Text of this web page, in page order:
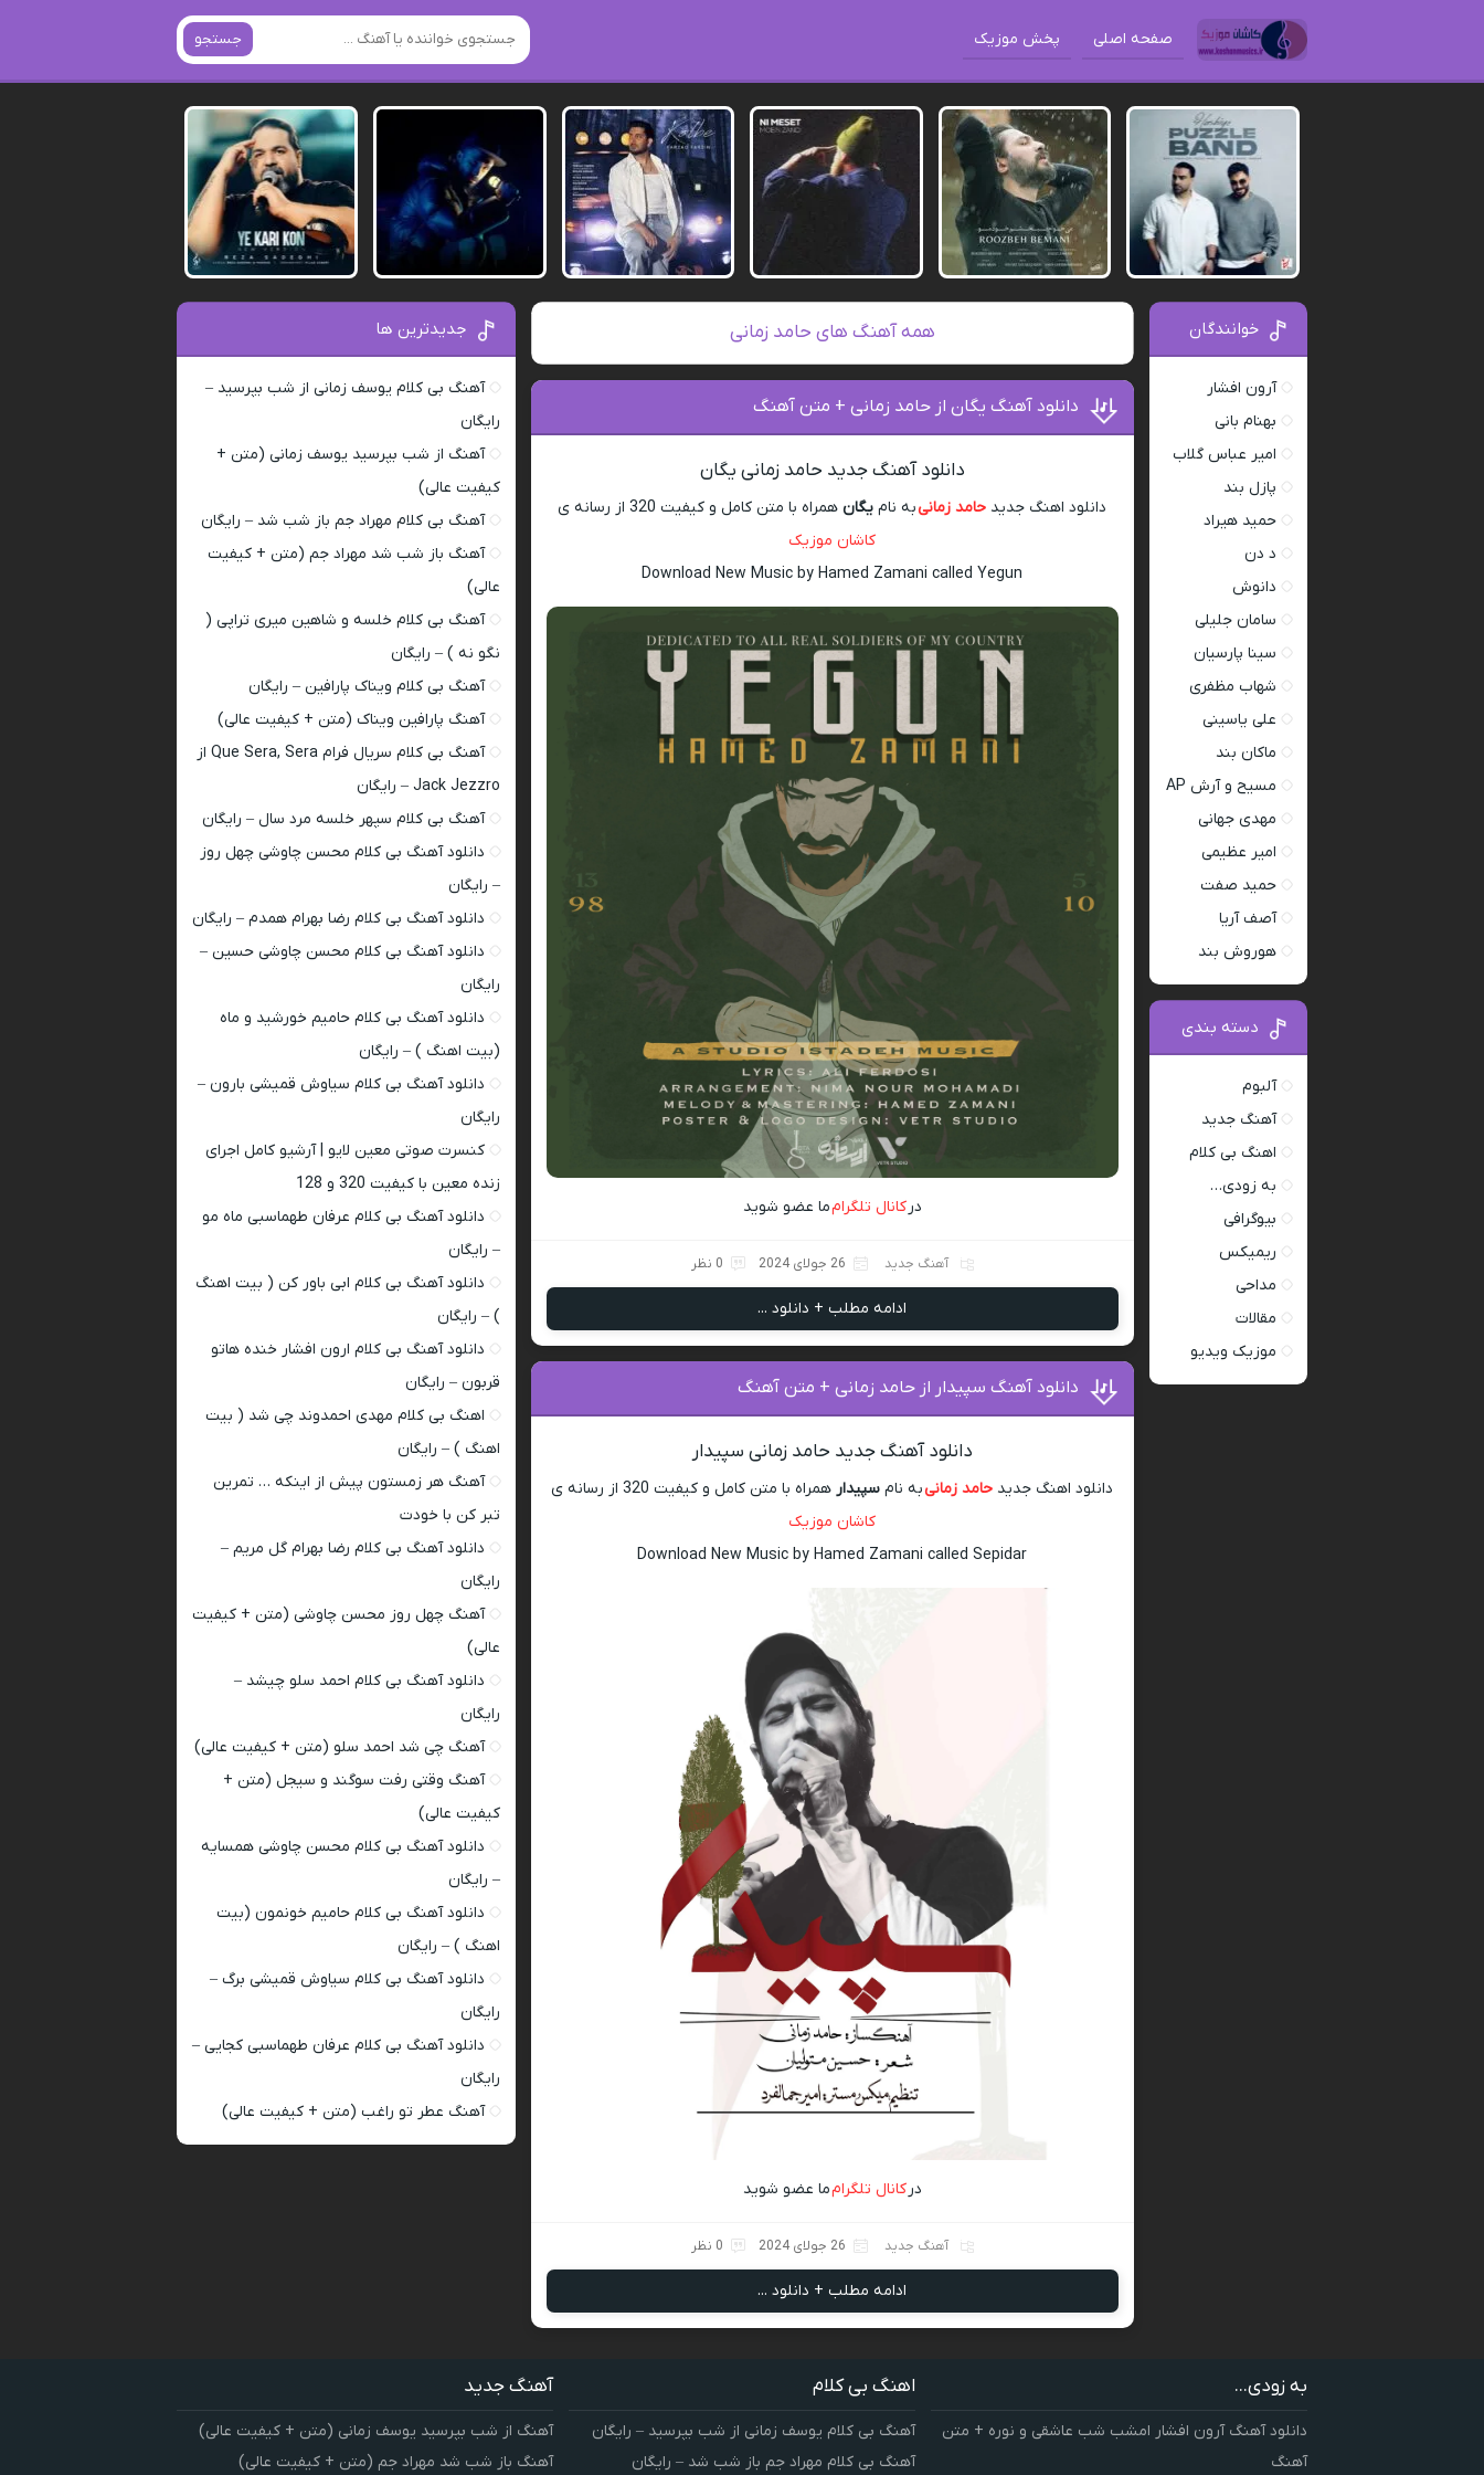
صفحه اصلی پخش موزیک جستجو
همه آهنگ های حامد زمانی
دانلود آهنگ یگان از حامد زمانی + متن آهنگ
دانلود آهنگ جدید حامد زمانی یگان
دانلود اهنگ جدید حامد زمانیبه نام یگانهمراه با متن کامل و کیفیت 320 از رسانه ی
کاشان موزیک
Download New Music by Hamed Zamani called Yegun
درکانال تلگرامما عضو شوید
آهنگ جدید 26 جولای 2024 0 نظر
ادامه مطلب + دانلود ...
دانلود آهنگ سپیدار از حامد زمانی + متن آهنگ
دانلود آهنگ جدید حامد زمانی سپیدار
دانلود اهنگ جدید حامد زمانیبه نام سپیدارهمراه با متن کامل و کیفیت 320 از رسانه ی
کاشان موزیک
Download New Music by Hamed Zamani called Sepidar
در کانال تلگرامما عضو شوید
آهنگ جدید 26 جولای 2024 0 نظر
ادامه مطلب + دانلود ...
خوانندگان
آرون افشار
بهنام بانی
امیر عباس گلاب
پازل بند
حمید هیراد
د دن
دانوش
سامان جلیلی
سینا پارسیان
شهاب مظفری
علی یاسینی
ماکان بند
مسیح و آرش AP
مهدی جهانی
امیر عظیمی
حمید صفت
آصف آریا
هوروش بند
دسته بندی
آلبوم
آهنگ جدید
اهنگ بی کلام
به زودی…
بیوگرافی
ریمیکس
مداحی
مقالات
موزیک ویدیو
جدیدترین ها
آهنگ بی کلام یوسف زمانی از شب بپرسید –
رایگان
آهنگ از شب بپرسید یوسف زمانی (متن +
کیفیت عالی)
آهنگ بی کلام مهراد جم باز شب شد – رایگان
آهنگ باز شب شد مهراد جم (متن + کیفیت
عالی)
آهنگ بی کلام خلسه و شاهین میری تراپی (
نگو نه ) – رایگان
آهنگ بی کلام ویناک پارافین – رایگان
آهنگ پارافین ویناک (متن + کیفیت عالی)
آهنگ بی کلام سریال فرام Que Sera, Sera از
Jack Jezzro – رایگان
آهنگ بی کلام سپهر خلسه مرد سال – رایگان
دانلود آهنگ بی کلام محسن چاوشی چهل روز
– رایگان
دانلود آهنگ بی کلام رضا بهرام همدم – رایگان
دانلود آهنگ بی کلام محسن چاوشی حسین –
رایگان
دانلود آهنگ بی کلام حامیم خورشید و ماه
(بیت اهنگ ) – رایگان
دانلود آهنگ بی کلام سیاوش قمیشی بارون –
رایگان
کنسرت صوتی معین لایو | آرشیو کامل اجرای
زنده معین با کیفیت 320 و 128
دانلود آهنگ بی کلام عرفان طهماسبی ماه مو
– رایگان
دانلود آهنگ بی کلام ابی باور کن ( بیت اهنگ
) – رایگان
دانلود آهنگ بی کلام ارون افشار خنده هاتو
قربون – رایگان
اهنگ بی کلام مهدی احمدوند چی شد ( بیت
اهنگ ) – رایگان
آهنگ هر زمستون پیش از اینکه … تمرین
تبر کن با خودت
دانلود آهنگ بی کلام رضا بهرام گل مریم –
رایگان
آهنگ چهل روز محسن چاوشی (متن + کیفیت
عالی)
دانلود آهنگ بی کلام احمد سلو چیشد –
رایگان
آهنگ چی شد احمد سلو (متن + کیفیت عالی)
آهنگ وقتی رفت سوگند و سیجل (متن +
کیفیت عالی)
دانلود آهنگ بی کلام محسن چاوشی همسایه
– رایگان
دانلود آهنگ بی کلام حامیم خونمون (بیت
اهنگ ) – رایگان
دانلود آهنگ بی کلام سیاوش قمیشی برگ –
رایگان
دانلود آهنگ بی کلام عرفان طهماسبی کجایی –
رایگان
آهنگ عطر تو راغب (متن + کیفیت عالی)
به زودی...
دانلود آهنگ آرون افشار امشب شب عاشقی و نوره + متن
آهنگ
اهنگ بی کلام
آهنگ بی کلام یوسف زمانی از شب بپرسید – رایگان
آهنگ بی کلام مهراد جم باز شب شد – رایگان
آهنگ جدید
آهنگ از شب بپرسید یوسف زمانی (متن + کیفیت عالی)
آهنگ باز شب شد مهراد جم (متن + کیفیت عالی)